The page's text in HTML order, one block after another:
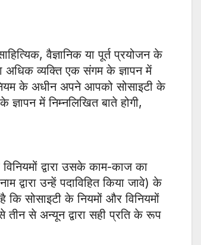
वैज्ञानिक या पूर्त प्रयोजन के
अधिक व्यक्ति एक संगम के ज्ञापन में
के अधीन अपने आपको सोसाइटी के
में निम्नलिखित बाते होगी,
द्वारा उसके काम-काज का
द्वारा उन्हें पदाविहित किया जावे) के
सोसाइटी के नियमों और विनियमों
तीन से अन्यून द्वारा सही प्रति के रूप